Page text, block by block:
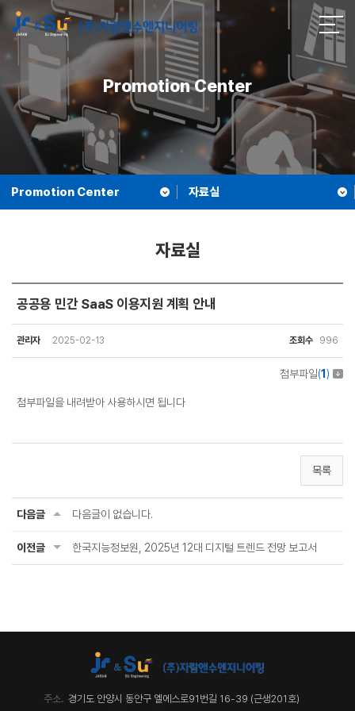
Promotion Center
Promotion Center 자료실
자료실
공공용 민간 SaaS 이용지원 계획 안내
관리자 2025-02-13 조회수 996
첨부파일(1 )
첨부파일을 내려받아 사용하시면 됩니다
목록
다음글 다음글이 없습니다.
이전글 한국지능정보원, 2025년 12대 디지털 트렌드 전망 보고서
주소. 경기도 안양시 동안구 엘에스로91번길 16-39 (근생201호)